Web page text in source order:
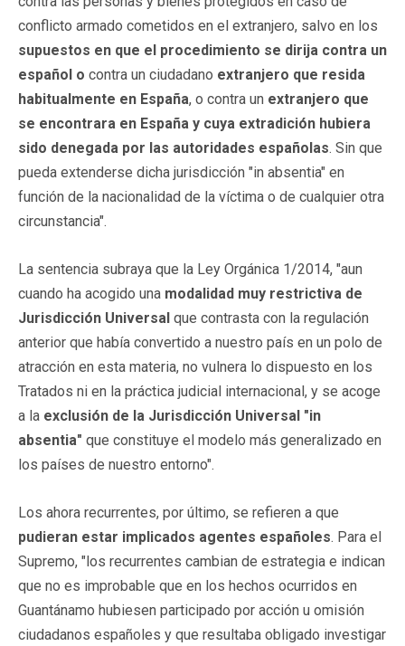
conflicto armado cometidos en el extranjero, salvo en los
supuestos en que el procedimiento se dirija contra un
español o contra un ciudadano extranjero que resida
habitualmente en España, o contra un extranjero que
se encontrara en España y cuya extradición hubiera
sido denegada por las autoridades españolas. Sin que
pueda extenderse dicha jurisdicción "in absentia" en
función de la nacionalidad de la víctima o de cualquier otra
circunstancia".
La sentencia subraya que la Ley Orgánica 1/2014, "aun
cuando ha acogido una modalidad muy restrictiva de
Jurisdicción Universal que contrasta con la regulación
anterior que había convertido a nuestro país en un polo de
atracción en esta materia, no vulnera lo dispuesto en los
Tratados ni en la práctica judicial internacional, y se acoge
a la exclusión de la Jurisdicción Universal "in
absentia" que constituye el modelo más generalizado en
los países de nuestro entorno".
Los ahora recurrentes, por último, se refieren a que
pudieran estar implicados agentes españoles. Para el
Supremo, "los recurrentes cambian de estrategia e indican
que no es improbable que en los hechos ocurridos en
Guantánamo hubiesen participado por acción u omisión
ciudadanos españoles y que resultaba obligado investigar